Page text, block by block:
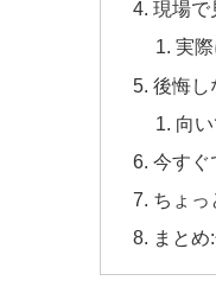
現場で
実
後悔し
向
今すぐ
ちょっ
まと